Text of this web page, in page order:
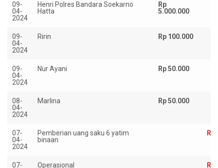
09-
04-
2024
Henri Polres Bandara Soekarno
Hatta
Rp
5.000.000
09-
04-
2024
Ririn Rp 100.000
09-
04-
2024
Nur Ayani Rp 50.000
08-
04-
2024
Marlina Rp 50.000
07-
04-
2024
Pemberian uang saku 6 yatim
binaan
Rp
07-
Operasional Rp